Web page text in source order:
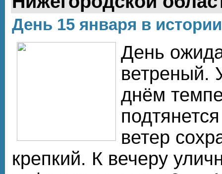
День 15 января в истории
День
ветреный.
днём
ветер
крепкий. К вечеру